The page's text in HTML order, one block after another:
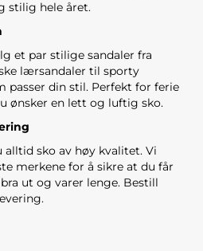
stilig hele året.
et par stilige sandaler fra
lærsandaler til sporty
passer din stil. Perfekt for ferie
ønsker en lett og luftig sko.
alltid sko av høy kvalitet. Vi
merkene for å sikre at du får
ut og varer lenge. Bestill